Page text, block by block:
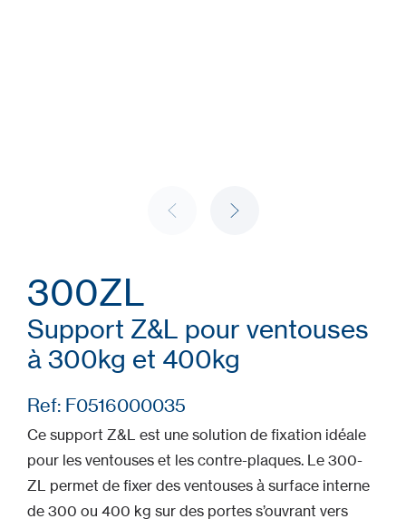
300ZL
Support Z&L pour ventouses
à 300kg et 400kg
Ref: F0516000035
Ce support Z&L est une solution de fixation idéale
pour les ventouses et les contre-plaques. Le 300-
ZL permet de fixer des ventouses à surface interne
de 300 ou 400 kg sur des portes s’ouvrant vers